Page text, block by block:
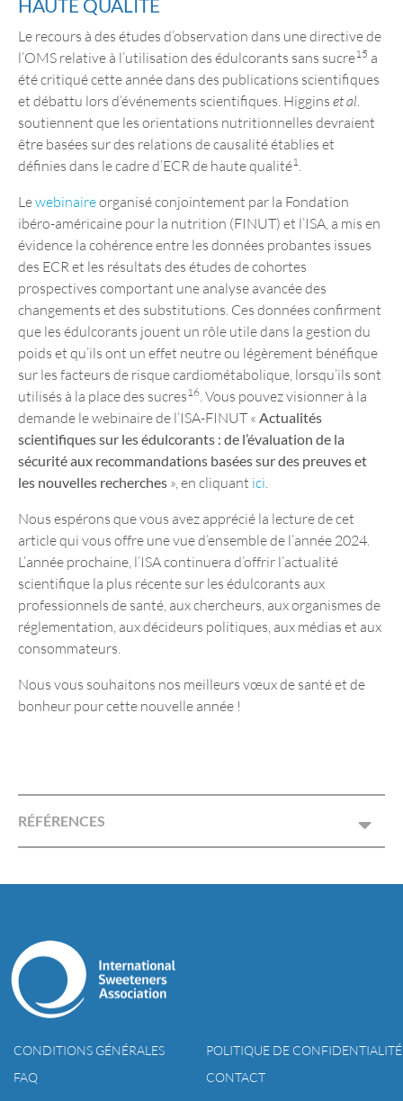
HAUTE QUALITÉ
Le recours à des études d’observation dans une directive de
l’OMS relative à l’utilisation des édulcorants sans sucre15 a
été critiqué cette année dans des publications scientifiques
et débattu lors d’événements scientifiques. Higgins et al.
soutiennent que les orientations nutritionnelles devraient
être basées sur des relations de causalité établies et
définies dans le cadre d’ECR de haute qualité1
Lewebinaireorganisé conjointement par la Fondation
ibéro-américaine pour la nutrition (FINUT) et l’ISA, a mis en
évidence la cohérence entre les données probantes issues
des ECR et les résultats des études de cohortes
prospectives comportant une analyse avancée des
changements et des substitutions. Ces données confirment
que les édulcorants jouent un rôle utile dans la gestion du
poids et qu’ils ont un effet neutre ou légèrement bénéfique
sur les facteurs de risque cardiométabolique, lorsqu’ils sont
utilisés à la place des sucres16 . Vous pouvez visionner à la
demande le webinaire de l’ISA-FINUT « Actualités
scientifiques sur les édulcorants : de l’évaluation de la
sécurité aux recommandations basées sur des preuves et
les nouvelles recherches », en cliquant ici
Nous espérons que vous avez apprécié la lecture de cet
article qui vous offre une vue d’ensemble de l’année 2024.
L’année prochaine, l’ISA continuera d’offrir l’actualité
scientifique la plus récente sur les édulcorants aux
professionnels de santé, aux chercheurs, aux organismes de
réglementation, aux décideurs politiques, aux médias et aux
consommateurs.
Nous vous souhaitons nos meilleurs vœux de santé et de
bonheur pour cette nouvelle année !
RÉFÉRENCES
CONDITIONS GÉNÉRALES
POLITIQUE DE CONFIDENTIALITÉ
FAQ
CONTACT